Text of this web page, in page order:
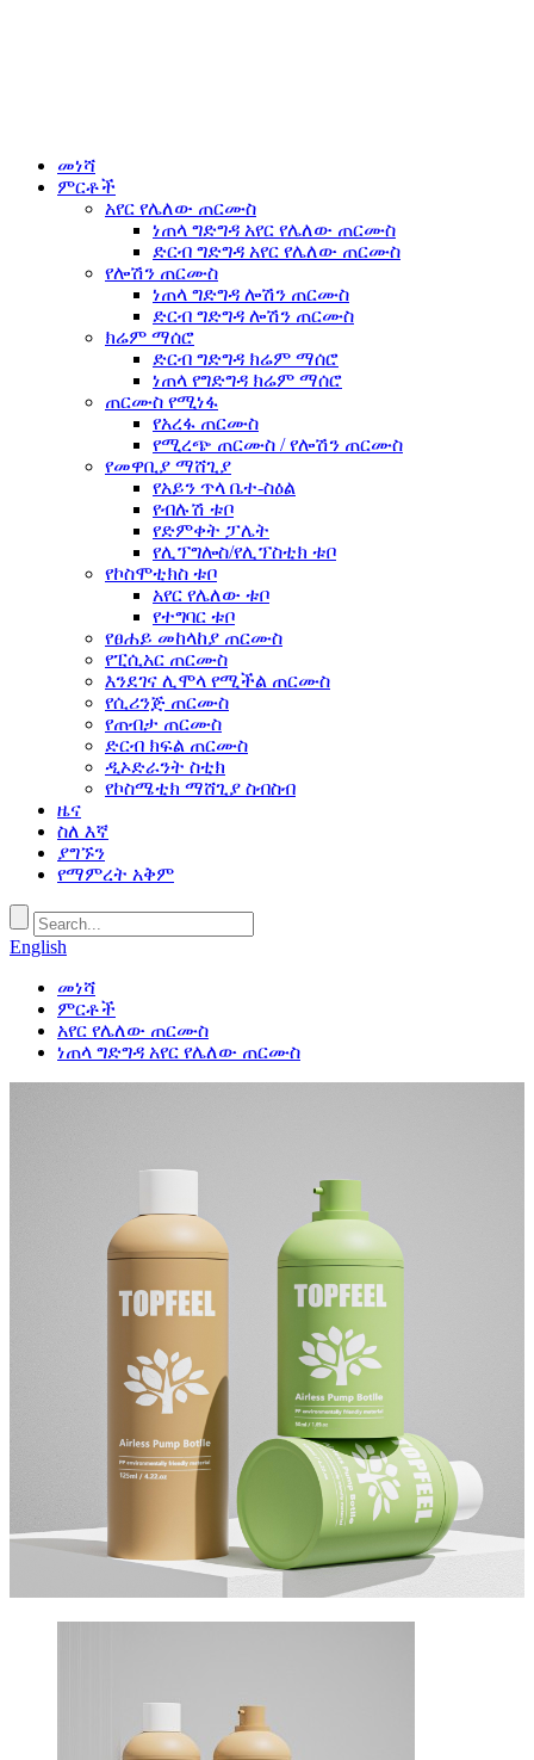
መነሻ
ምርቶች
አየር የሌለው ጠርሙስ
ነጠላ ግድግዳ አየር የሌለው ጠርሙስ
ድርብ ግድግዳ አየር የሌለው ጠርሙስ
የሎሽን ጠርሙስ
ነጠላ ግድግዳ ሎሽን ጠርሙስ
ድርብ ግድግዳ ሎሽን ጠርሙስ
ክሬም ማሰሮ
ድርብ ግድግዳ ክሬም ማሰሮ
ነጠላ የግድግዳ ክሬም ማሰሮ
ጠርሙስ የሚነፋ
የአረፋ ጠርሙስ
የሚረጭ ጠርሙስ / የሎሽን ጠርሙስ
የመዋቢያ ማሸጊያ
የአይን ጥላ ቤተ-ስዕል
የብሉሽ ቱቦ
የድምቀት ፓሌት
የሊፕግሎስ/የሊፕስቲክ ቱቦ
የኮስሞቲክስ ቱቦ
አየር የሌለው ቱቦ
የተግባር ቱቦ
የፀሐይ መከላከያ ጠርሙስ
የፒሲአር ጠርሙስ
እንደገና ሊሞላ የሚችል ጠርሙስ
የሲሪንጅ ጠርሙስ
የጠብታ ጠርሙስ
ድርብ ክፍል ጠርሙስ
ዲኦድራንት ስቲክ
የኮስሜቲክ ማሸጊያ ስብስብ
ዜና
ስለ እኛ
ያግኙን
የማምረት አቅም
English
መነሻ
ምርቶች
አየር የሌለው ጠርሙስ
ነጠላ ግድግዳ አየር የሌለው ጠርሙስ